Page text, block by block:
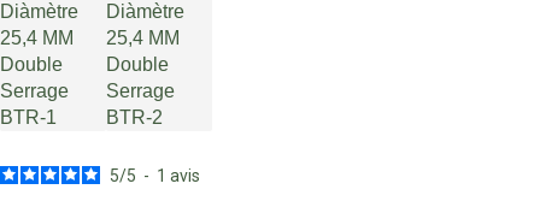
5/5 - 1 avis